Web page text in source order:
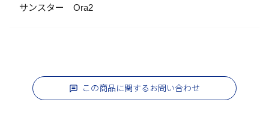
サンスター Ora2
この商品に関するお問い合わせ